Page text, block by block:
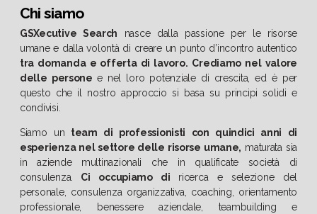
Chi siamo
GSXecutive Search nasce dalla passione per le risorse
umane e dalla volontà di creare un punto d’incontro autentico
tra domanda e offerta di lavoro. Crediamo nel valore
delle personee nel loro potenziale di crescita, ed è per
questo che il nostro approccio si basa su principi solidi e
condivisi.
Siamo un team di professionisti con quindici anni di
esperienza nel settore delle risorse umane, maturata sia
in aziende multinazionali che in qualificate società di
consulenza.
Ci occupiamo di ricerca e selezione del
personale, consulenza organizzativa, coaching, orientamento
professionale, benessere aziendale, teambuilding e